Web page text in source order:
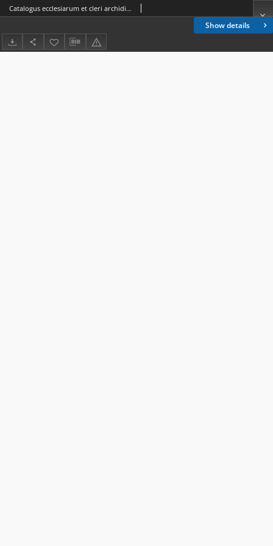
Show details
Catalogus ecclesiarum et cleri archidioecesis vilnensis pro anno domini 1927